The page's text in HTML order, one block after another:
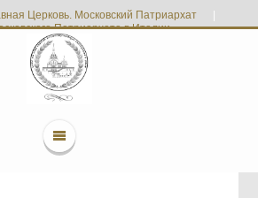
Церковь. Московский Патриархат
Патриархата в Италии